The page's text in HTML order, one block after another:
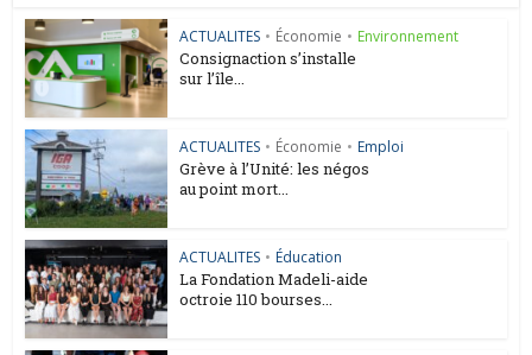
ACTUALITES • Économie • Environnement
Consignaction s’installe
sur l’île...
ACTUALITES • Économie • Emploi
Grève à l’Unité: les négos
au point mort...
ACTUALITES • Éducation
La Fondation Madeli-aide
octroie 110 bourses...